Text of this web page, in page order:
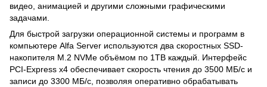
видео, анимацией и другими сложными графическими
задачами.
Для быстрой загрузки операционной системы и программ в
компьютере Alfa Server используются два скоростных SSD-
накопителя M.2 NVMe объёмом по 1TB каждый. Интерфейс
PCI-Express x4 обеспечивает скорость чтения до 3500 МБ/с и
записи до 3300 МБ/с, позволяя оперативно обрабатывать